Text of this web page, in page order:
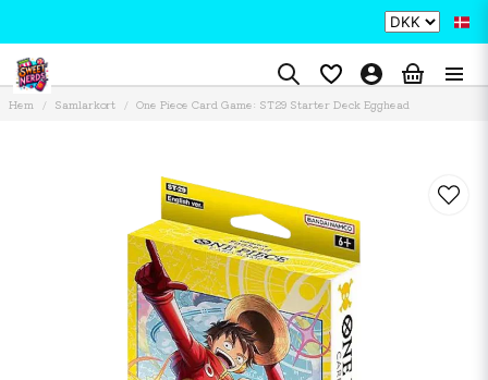
Hem Samlarkort One Piece Card Game: ST29 Starter Deck Egghead